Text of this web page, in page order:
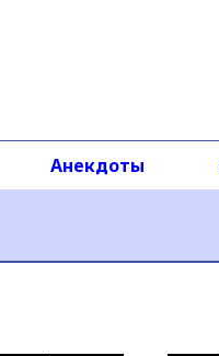
Анекдоты